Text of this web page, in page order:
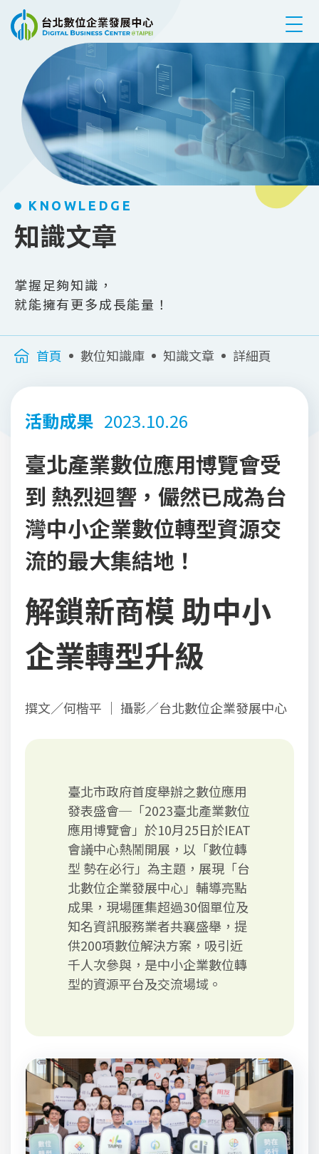
跳到主要內容
KNOWLEDGE
知識文章
掌握足夠知識，
就能擁有更多成長能量！
首頁 數位知識庫 知識文章 詳細頁
活動成果 2023.10.26
臺北產業數位應用博覽會受
到 熱烈迴響，儼然已成為台
灣中小企業數位轉型資源交
流的最大集結地！
解鎖新商模 助中小
企業轉型升級
撰文／何楷平 ｜ 攝影／台北數位企業發展中心
臺北市政府首度舉辦之數位應用
發表盛會─「2023臺北產業數位
應用博覽會」於10月25日於IEAT
會議中心熱鬧開展，以「數位轉
型 勢在必行」為主題，展現「台
北數位企業發展中心」輔導亮點
成果，現場匯集超過30個單位及
知名資訊服務業者共襄盛舉，提
供200項數位解決方案，吸引近
千人次參與，是中小企業數位轉
型的資源平台及交流場域。